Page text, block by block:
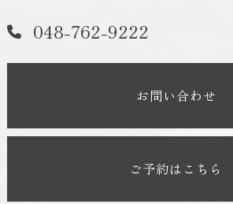
048-762-9222
お問い合わせ
ご予約はこちら